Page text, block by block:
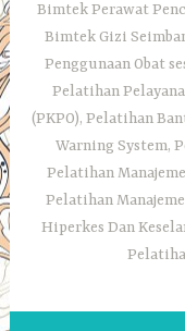
Bimtek Perawat
Bimtek Gizi
Penggunaan Obat
Pelatihan
(PKPO), Pelatihan
Warning System,
Pelatihan
Pelatihan
Hiperkes Dan